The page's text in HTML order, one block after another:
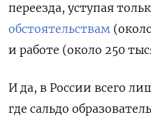
переезда, уступая
обстоятельствам
и работе (около 250
И да, в России всего
где сальдо